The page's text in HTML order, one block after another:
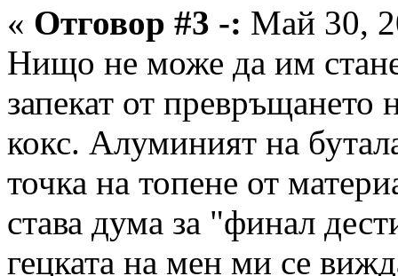
« Отговор #3 -: Май 30,
Нищо не може да им
запекат от превръщането
кокс. Алуминият на
точка на топене от
става дума за "финал
гецката на мен ми се